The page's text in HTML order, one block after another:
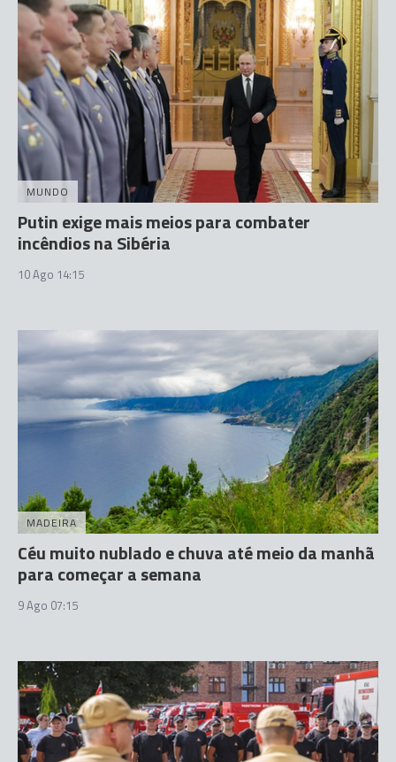
MUNDO
Putin exige mais meios para combater
incêndios na Sibéria
10 Ago 14:15
MADEIRA
Céu muito nublado e chuva até meio da manhã
para começar a semana
9 Ago 07:15